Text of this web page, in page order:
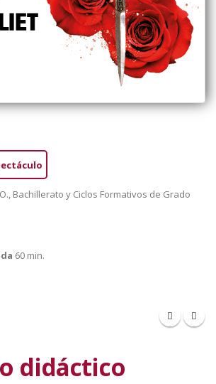
Bachillerato y Ciclos Formativos de Grado
60 min.
didáctico